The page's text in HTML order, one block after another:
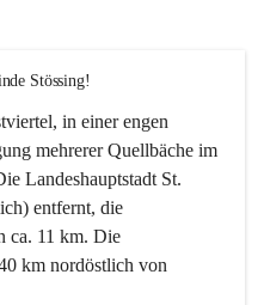
Stössing!
in einer engen
mehrerer Quellbäche im
Landeshauptstadt St.
entfernt, die
ca. 11 km. Die
km nordöstlich von